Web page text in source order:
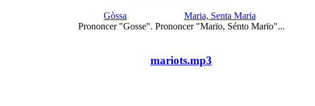
Gòssa
Prononcer "Gosse".
Maria, Senta Maria
Prononcer "Marïo, Sénto Marïo"...
mariots.mp3